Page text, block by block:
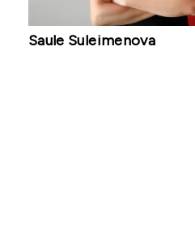
Saule Suleimenova